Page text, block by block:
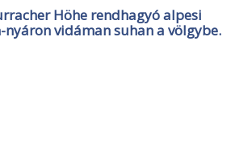
Höhe rendhagyó alpesi
vidáman suhan a völgybe.